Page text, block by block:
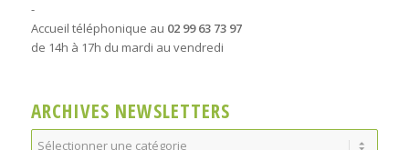
-
Accueil téléphonique au 02 99 63 73 97
de 14h à 17h du mardi au vendredi
ARCHIVES NEWSLETTERS
Archives